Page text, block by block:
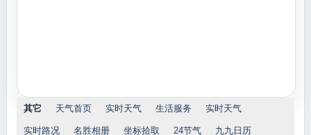
其它 天气首页 实时天气 生活服务 实时天气
实时路况 名胜相册 坐标拾取 24节气 九九日历